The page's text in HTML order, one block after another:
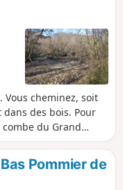
Vous cheminez, soit
des bois. Pour
du Grand
pas toujours !
de quelques
Pommier de